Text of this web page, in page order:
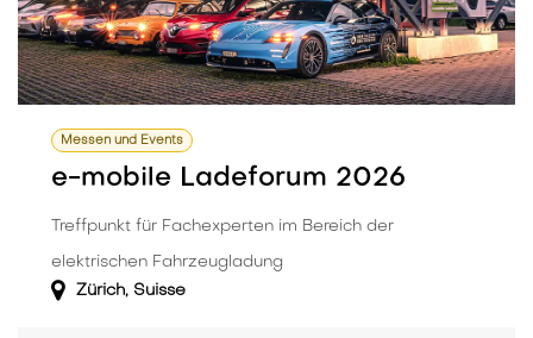
Messen und Events
e-mobile Ladeforum 2026
Treffpunkt für Fachexperten im Bereich der
elektrischen Fahrzeugladung
Zürich, Suisse